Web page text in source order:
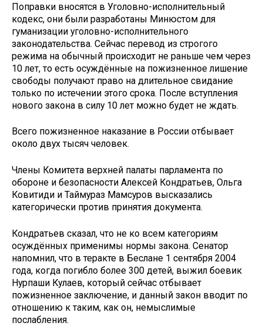
Поправки вносятся в Уголовно-исполнительный
кодекс, они были разработаны Минюстом для
гуманизации уголовно-исполнительного
законодательства. Сейчас перевод из строгого
режима на обычный происходит не раньше чем через
10 лет, то есть осуждённые на пожизненное лишение
свободы получают право на длительное свидание
только по истечении этого срока. После вступления
нового закона в силу 10 лет можно будет не ждать.
Всего пожизненное наказание в России отбывает
около двух тысяч человек.
Члены Комитета верхней палаты парламента по
обороне и безопасности Алексей Кондратьев, Ольга
Ковитиди и Таймураз Мамсуров высказались
категорически против принятия документа.
Кондратьев сказал, что не ко всем категориям
осуждённых применимы нормы закона. Сенатор
напомнил, что в теракте в Беслане 1 сентября 2004
года, когда погибло более 300 детей, выжил боевик
Нурпаши Кулаев, который сейчас отбывает
пожизненное заключение, и данный закон вводит по
отношению к таким, как он, немыслимые
послабления.